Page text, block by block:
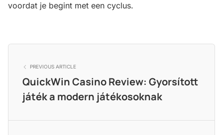
voordat je begint met een cyclus.
PREVIOUS ARTICLE
QuickWin Casino Review: Gyorsított
játék a modern játékosoknak